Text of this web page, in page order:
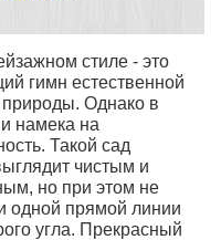
стиле - это
гимн естественной
природы. Однако в
намека на
Такой сад
чистым и
но при этом не
одной прямой линии
угла. Прекрасный